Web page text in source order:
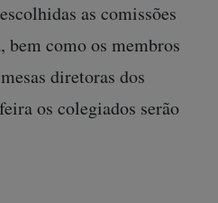
as comissões
bem como os membros
diretoras dos
os colegiados serão